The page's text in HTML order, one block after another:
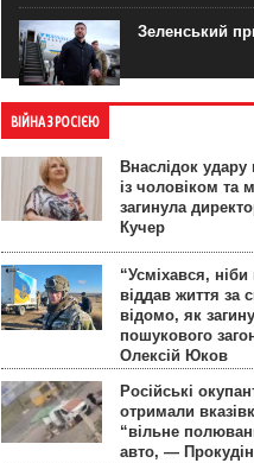
Зеленський
ВІЙНА З РОСІЄЮ
Внаслідок
із чоловіком та
загинула
Кучер
“Усміхався,
віддав життя за
відомо, як
пошукового
Олексій Юков
Російські
отримали
“вільне
авто, — Прокудін